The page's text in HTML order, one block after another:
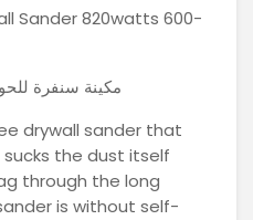
Sander 820watts 600-
مكينة سنفرة للحوائط
drywall sander that
the dust itself
through the long
is without self-